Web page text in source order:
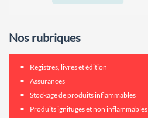
Nos rubriques
Registres, livres et édition
Assurances
Stockage de produits inflammables
Produits ignifuges et non inflammables